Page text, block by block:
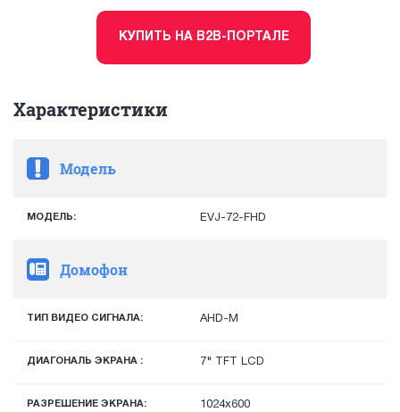
КУПИТЬ НА B2B-ПОРТАЛЕ
Характеристики
Модель
МОДЕЛЬ: EVJ-72-FHD
Домофон
ТИП ВИДЕО СИГНАЛА: AHD-M
ДИАГОНАЛЬ ЭКРАНА : 7" TFT LCD
РАЗРЕШЕНИЕ ЭКРАНА: 1024x600